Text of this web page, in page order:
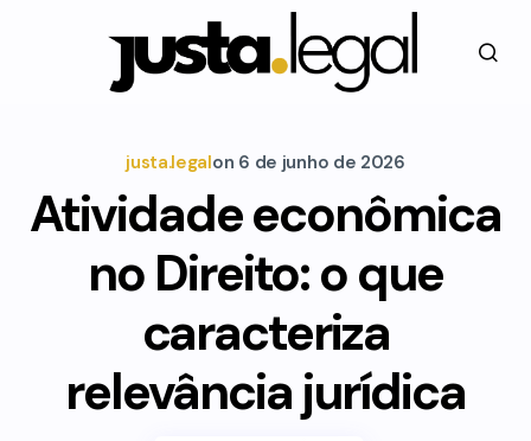
justa.legalon 6 de junho de 2026
Atividade econômica
no Direito: o que
caracteriza
relevância jurídica